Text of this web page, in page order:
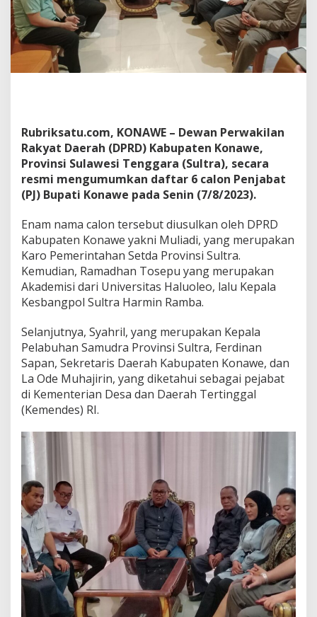
C
a
n
P
a
t
i
Rubriksatu.com, KONAWE – Dewan Perwakilan
Rakyat Daerah (DPRD) Kabupaten Konawe,
Provinsi Sulawesi Tenggara (Sultra), secara
resmi mengumumkan daftar 6 calon Penjabat
(PJ) Bupati Konawe pada Senin (7/8/2023).
Enam nama calon tersebut diusulkan oleh DPRD
Kabupaten Konawe yakni Muliadi, yang merupakan
Karo Pemerintahan Setda Provinsi Sultra.
Kemudian, Ramadhan Tosepu yang merupakan
Akademisi dari Universitas Haluoleo, lalu Kepala
Kesbangpol Sultra Harmin Ramba.
Selanjutnya, Syahril, yang merupakan Kepala
Pelabuhan Samudra Provinsi Sultra, Ferdinan
Sapan, Sekretaris Daerah Kabupaten Konawe, dan
La Ode Muhajirin, yang diketahui sebagai pejabat
di Kementerian Desa dan Daerah Tertinggal
(Kemendes) RI.